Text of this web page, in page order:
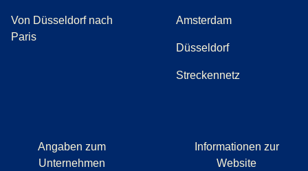
Von Düsseldorf nach
Paris
Amsterdam
Düsseldorf
Streckennetz
Angaben zum
Unternehmen
Informationen zur
Website